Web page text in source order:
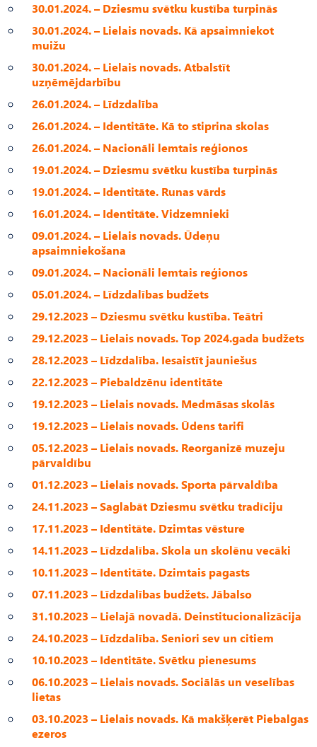
30.01.2024. – Dziesmu svētku kustība turpinās
30.01.2024. – Lielais novads. Kā apsaimniekot
muižu
30.01.2024. – Lielais novads. Atbalstīt
uzņēmējdarbību
26.01.2024. – Līdzdalība
26.01.2024. – Identitāte. Kā to stiprina skolas
26.01.2024. – Nacionāli lemtais reģionos
19.01.2024. – Dziesmu svētku kustība turpinās
19.01.2024. – Identitāte. Runas vārds
16.01.2024. – Identitāte. Vidzemnieki
09.01.2024. – Lielais novads. Ūdeņu
apsaimniekošana
09.01.2024. – Nacionāli lemtais reģionos
05.01.2024. – Līdzdalības budžets
29.12.2023 – Dziesmu svētku kustība. Teātri
29.12.2023 – Lielais novads. Top 2024.gada budžets
28.12.2023 – Līdzdalība. Iesaistīt jauniešus
22.12.2023 – Piebaldzēnu identitāte
19.12.2023 – Lielais novads. Medmāsas skolās
19.12.2023 – Lielais novads. Ūdens tarifi
05.12.2023 – Lielais novads. Reorganizē muzeju
pārvaldību
01.12.2023 – Lielais novads. Sporta pārvaldība
24.11.2023 – Saglabāt Dziesmu svētku tradīciju
17.11.2023 – Identitāte. Dzimtas vēsture
14.11.2023 – Līdzdalība. Skola un skolēnu vecāki
10.11.2023 – Identitāte. Dzimtais pagasts
07.11.2023 – Līdzdalības budžets. Jābalso
31.10.2023 – Lielajā novadā. Deinstitucionalizācija
24.10.2023 – Līdzdalība. Seniori sev un citiem
10.10.2023 – Identitāte. Svētku pienesums
06.10.2023 – Lielais novads. Sociālās un veselības
lietas
03.10.2023 – Lielais novads. Kā makšķerēt Piebalgas
ezeros